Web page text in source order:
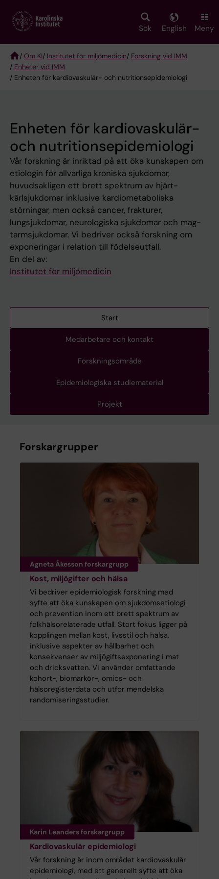
main
Sök English Meny
Breadcrumb
/ Om KI/ Institutet för miljömedicin/ Forskning vid IMM
/ Enheter vid IMM
/ Enheten för kardiovaskulär- och nutritionsepidemiologi
Enheten för kardiovaskulär-
och nutritionsepidemiologi
Vår forskning är inriktad på att öka kunskapen om
etiologin för allvarliga kroniska sjukdomar,
huvudsakligen ett brett spektrum av hjärt-
kärlsjukdomar inklusive kardiometaboliska
störningar, men också cancer, frakturer,
lungsjukdomar, neurologiska sjukdomar och mag-
tarmsjukdomar. Vi bedriver också forskning om
exponeringar i relation till födelseutfall.
En del av:
Institutet för miljömedicin
Start
Medarbetare och kontakt
Forskningsområde
Epidemiologiska studiematerial
Projekt
Forskargrupper
Agneta Åkesson forskargrupp
Kost, miljögifter och hälsa
Vi bedriver epidemiologisk forskning med
syfte att öka kunskapen om sjukdomsetiologi
och prevention inom ett brett spektrum av
folkhälsorelaterade utfall. Stort fokus ligger på
kopplingen mellan kost, livsstil och hälsa,
inklusive aspekter av hållbarhet och
konsekvenser av miljögiftsexponering i mat
och dricksvatten. Vi använder omfattande
kohort-, biomarkör-, omics- och
hälsoregisterdata och utför mendelska
randomiseringsstudier.
Karin Leanders forskargrupp
Kardiovaskulär epidemiologi
Vår forskning är inom området kardiovaskulär
epidemiologi, med ett generellt syfte att öka